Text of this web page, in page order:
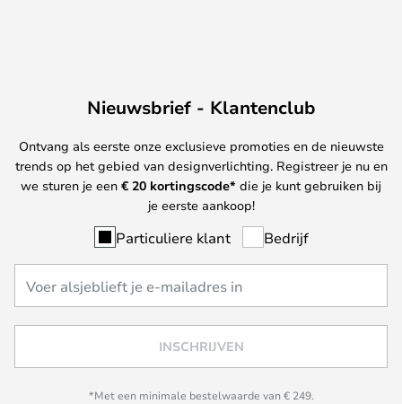
Nieuwsbrief - Klantenclub
Ontvang als eerste onze exclusieve promoties en de nieuwste
trends op het gebied van designverlichting. Registreer je nu en
we sturen je een € 20 kortingscode* die je kunt gebruiken bij
je eerste aankoop!
Particuliere klant Bedrijf
INSCHRIJVEN
*Met een minimale bestelwaarde van € 249.